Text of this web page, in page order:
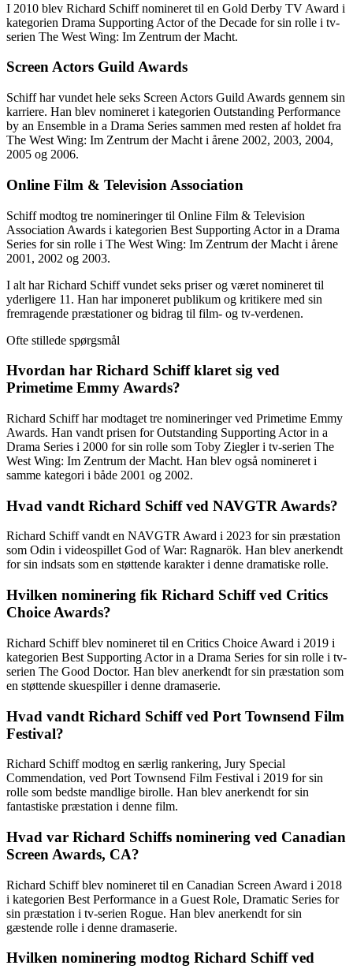
I 2010 blev Richard Schiff nomineret til en Gold Derby TV Award i
kategorien Drama Supporting Actor of the Decade for sin rolle i tv-
serien The West Wing: Im Zentrum der Macht.
Screen Actors Guild Awards
Schiff har vundet hele seks Screen Actors Guild Awards gennem sin
karriere. Han blev nomineret i kategorien Outstanding Performance
by an Ensemble in a Drama Series sammen med resten af ​​holdet fra
The West Wing: Im Zentrum der Macht i årene 2002, 2003, 2004,
2005 og 2006.
Online Film & Television Association
Schiff modtog tre nomineringer til Online Film & Television
Association Awards i kategorien Best Supporting Actor in a Drama
Series for sin rolle i The West Wing: Im Zentrum der Macht i årene
2001, 2002 og 2003.
I alt har Richard Schiff vundet seks priser og været nomineret til
yderligere 11. Han har imponeret publikum og kritikere med sin
fremragende præstationer og bidrag til film- og tv-verdenen.
Ofte stillede spørgsmål
Hvordan har Richard Schiff klaret sig ved
Primetime Emmy Awards?
Richard Schiff har modtaget tre nomineringer ved Primetime Emmy
Awards. Han vandt prisen for Outstanding Supporting Actor in a
Drama Series i 2000 for sin rolle som Toby Ziegler i tv-serien The
West Wing: Im Zentrum der Macht. Han blev også nomineret i
samme kategori i både 2001 og 2002.
Hvad vandt Richard Schiff ved NAVGTR Awards?
Richard Schiff vandt en NAVGTR Award i 2023 for sin præstation
som Odin i videospillet God of War: Ragnarök. Han blev anerkendt
for sin indsats som en støttende karakter i denne dramatiske rolle.
Hvilken nominering fik Richard Schiff ved Critics
Choice Awards?
Richard Schiff blev nomineret til en Critics Choice Award i 2019 i
kategorien Best Supporting Actor in a Drama Series for sin rolle i tv-
serien The Good Doctor. Han blev anerkendt for sin præstation som
en støttende skuespiller i denne dramaserie.
Hvad vandt Richard Schiff ved Port Townsend Film
Festival?
Richard Schiff modtog en særlig rankering, Jury Special
Commendation, ved Port Townsend Film Festival i 2019 for sin
rolle som bedste mandlige birolle. Han blev anerkendt for sin
fantastiske præstation i denne film.
Hvad var Richard Schiffs nominering ved Canadian
Screen Awards, CA?
Richard Schiff blev nomineret til en Canadian Screen Award i 2018
i kategorien Best Performance in a Guest Role, Dramatic Series for
sin præstation i tv-serien Rogue. Han blev anerkendt for sin
gæstende rolle i denne dramaserie.
Hvilken nominering modtog Richard Schiff ved